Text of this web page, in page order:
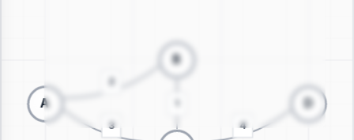
Ajustar a Pantalla
Cambiar a visualización 3D